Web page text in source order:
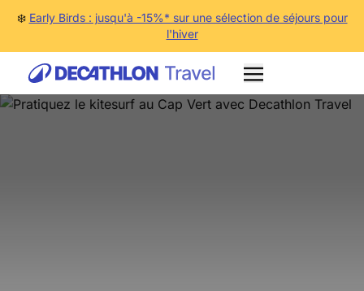
❄️ Early Birds : jusqu'à -15%* sur une sélection de séjours pour
l'hiver